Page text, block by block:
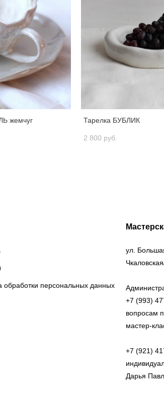
жемчуг Тарелка БУБЛИК
2 800 pуб.
обработки персональных данных
ул.
+7 (993)
вопросам
мастер-
+7 (921)
Дарья